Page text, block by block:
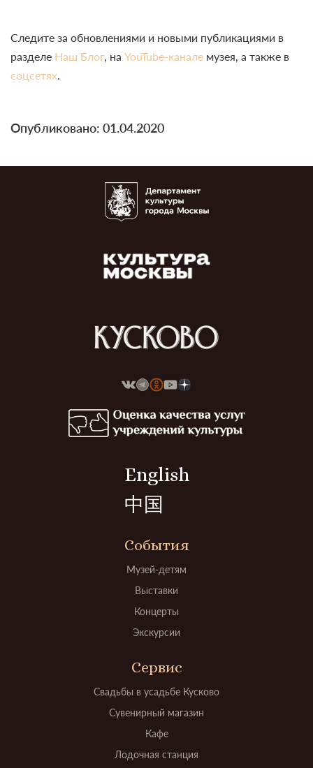
Следите за обновлениями и новыми публикациями в
разделе Наш Блог, на YouTube-канале музея, а также в
соцсетях
Опубликовано: 01.04.2020
English
中国
События
Музей-детям
Выставки
Концерты
Экскурсии
Сервис
Свадьбы в усадьбе Кусково
Сувенирный магазин
Кафе
Лодочная станция